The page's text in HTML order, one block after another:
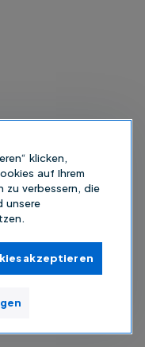
klicken,
auf Ihrem
zu verbessern, die
unsere
akzeptieren